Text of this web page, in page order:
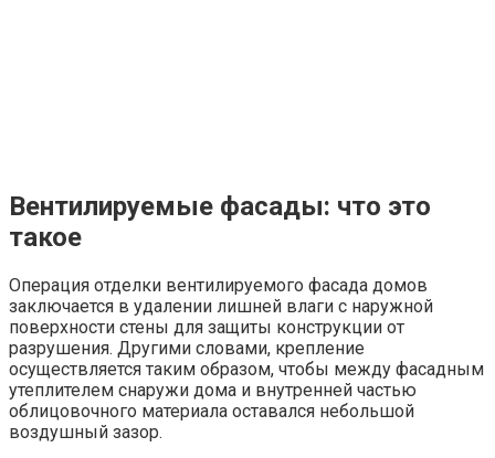
Вентилируемые фасады: что это
такое
Операция отделки вентилируемого фасада домов
заключается в удалении лишней влаги с наружной
поверхности стены для защиты конструкции от
разрушения. Другими словами, крепление
осуществляется таким образом, чтобы между фасадным
утеплителем снаружи дома и внутренней частью
облицовочного материала оставался небольшой
воздушный зазор.